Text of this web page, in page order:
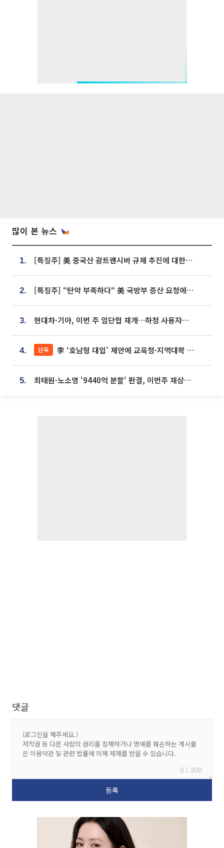
많이 본 뉴스
1. [특징주] 美 중국산 광트랜시버 규제 추진에 대한광통신 등 광통신株 강세
2. [특징주] “탄약 부족하다“ 美 국방부 증산 요청에⋯국내 방산주 급등세
3. 현대차·기아, 이번 주 임단협 재개…하청 사용자성 재심도 ‘변수’
4. 단독 李 ‘호남형 대입’ 제안에 교육청·지역대학 서·논술형 입시 연계 '착수'
5. 최태원·노소영 '9440억 분할' 판결, 이번주 재상고 여부 주목
댓글
0 / 300